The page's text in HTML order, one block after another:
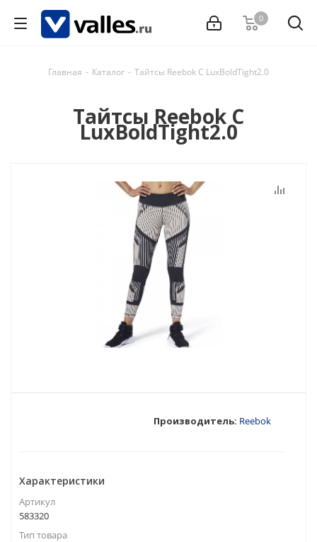
0
Главная - Каталог - Тайтсы Reebok C LuxBoldTight2.0
Тайтсы Reebok C
LuxBoldTight2.0
Производитель: Reebok
Характеристики
Артикул
583320
Тип товара